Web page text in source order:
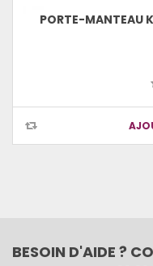
PORTE-MANTEAU
BESOIN D'AIDE ?